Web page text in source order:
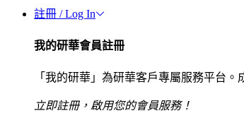
註冊 / Log In
我的研華會員註冊
「我的研華」為研華客戶專屬服務平台
立即註冊，啟用您的會員服務！